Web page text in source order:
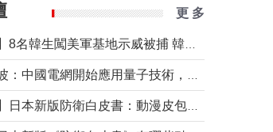
更 多